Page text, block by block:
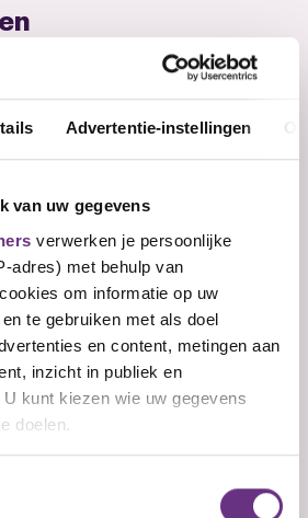
Advertentie-instellingen
van uw gegevens
verwerken je persoonlijke
adres) met behulp van
om informatie op uw
te gebruiken met als doel
en content, metingen aan
inzicht in publiek en
kunt kiezen wie uw gegevens
doelen.
over uw geografische
verschilt. Je hebt
de werkvloer
je de mogelijkheid om mee